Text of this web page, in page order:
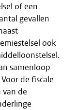
of een
gevallen
ook
samenloop
de fiscale
de